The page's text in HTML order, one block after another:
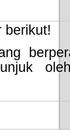
berikut!